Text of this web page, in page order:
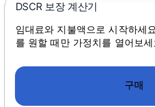
DSCR 보장 계산기
임대료와 지불액으로 시작하세
를 원할 때만 가정치를 열어보세
구매